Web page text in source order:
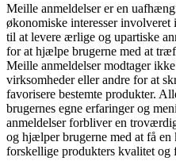
Meille anmeldelser er en
økonomiske interesser involveret
til at levere ærlige og upartiske
for at hjælpe brugerne med at
Meille anmeldelser modtager
virksomheder eller andre for at
favorisere bestemte produkter.
brugernes egne erfaringer og
anmeldelser forbliver en
og hjælper brugerne med at få en
forskellige produkters kvalitet og